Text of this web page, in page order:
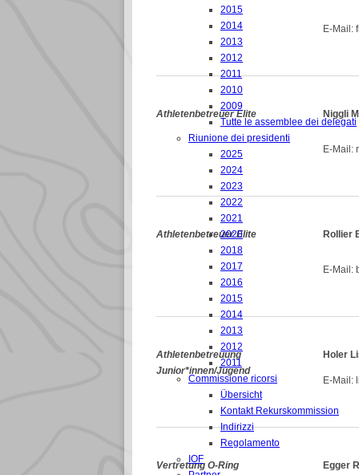
2015
2014
2013
2012
2011
2010
2009
Tutte le assemblee dei delegati
Riunione dei presidenti
2025
2024
2023
2022
2021
2020
2018
2017
2016
2015
2014
2013
2012
2011
Commissione ricorsi
Übersicht
Kontakt Rekurskommission
Indirizzi
Regolamento
IOF
E-Mail:
Athletenbetreuer Elite Niggli
E-Mail:
Athletenbetreuer Elite Rollier
E-Mail:
Athletenbetreuung
Junior*innen/Jugend
Holer
E-Mail:
Vertretung O-Ring Egger